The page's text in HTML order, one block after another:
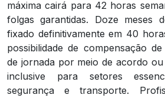
máxima cairá para 42 horas
folgas garantidas. Doze meses
fixado definitivamente em 40
possibilidade de compensação
de jornada por meio de acordo
inclusive para setores
segurança e transporte.